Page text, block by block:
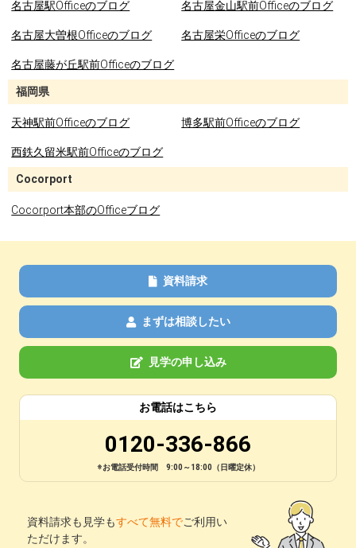
名古屋駅Officeのブログ 名古屋金山駅前Officeのブログ
名古屋大曽根Officeのブログ 名古屋栄Officeのブログ
名古屋藤が丘駅前Officeのブログ
福岡県
天神駅前Officeのブログ 博多駅前Officeのブログ
西鉄久留米駅前Officeのブログ
Cocorport
Cocorport本部のOfficeブログ
資料請求
まずは相談したい
見学の申し込み
お電話はこちら
0120-336-866
※お電話受付時間 9:00～18:00（日曜定休）
資料請求も見学もすべて無料でご利用い
ただけます。